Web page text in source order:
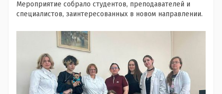
Мероприятие собрало студентов, преподавателей и
специалистов, заинтересованных в новом направлении.